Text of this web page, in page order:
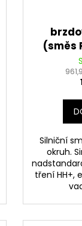
(směs
ks
Silniční
okruh.
tření HH+,